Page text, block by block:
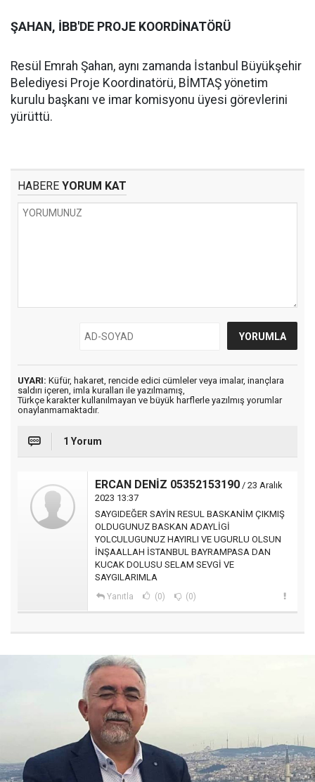
ŞAHAN, İBB'DE PROJE KOORDİNATÖRÜ
Resül Emrah Şahan, aynı zamanda İstanbul Büyükşehir
Belediyesi Proje Koordinatörü, BİMTAŞ yönetim
kurulu başkanı ve imar komisyonu üyesi görevlerini
yürüttü.
HABERE YORUM KAT
UYARI: Küfür, hakaret, rencide edici cümleler veya imalar, inançlara
saldırı içeren, imla kuralları ile yazılmamış,
Türkçe karakter kullanılmayan ve büyük harflerle yazılmış yorumlar
onaylanmamaktadır.
1 Yorum
ERCAN DENİZ 05352153190 / 23 Aralık
2023 13:37
SAYGIDEĞER SAYİN RESUL BASKANİM ÇIKMIŞ
OLDUGUNUZ BASKAN ADAYLİGİ
YOLCULUGUNUZ HAYIRLI VE UGURLU OLSUN
İNŞAALLAH İSTANBUL BAYRAMPASA DAN
KUCAK DOLUSU SELAM SEVGİ VE
SAYGILARIMLA
Yanıtla (0) (0)